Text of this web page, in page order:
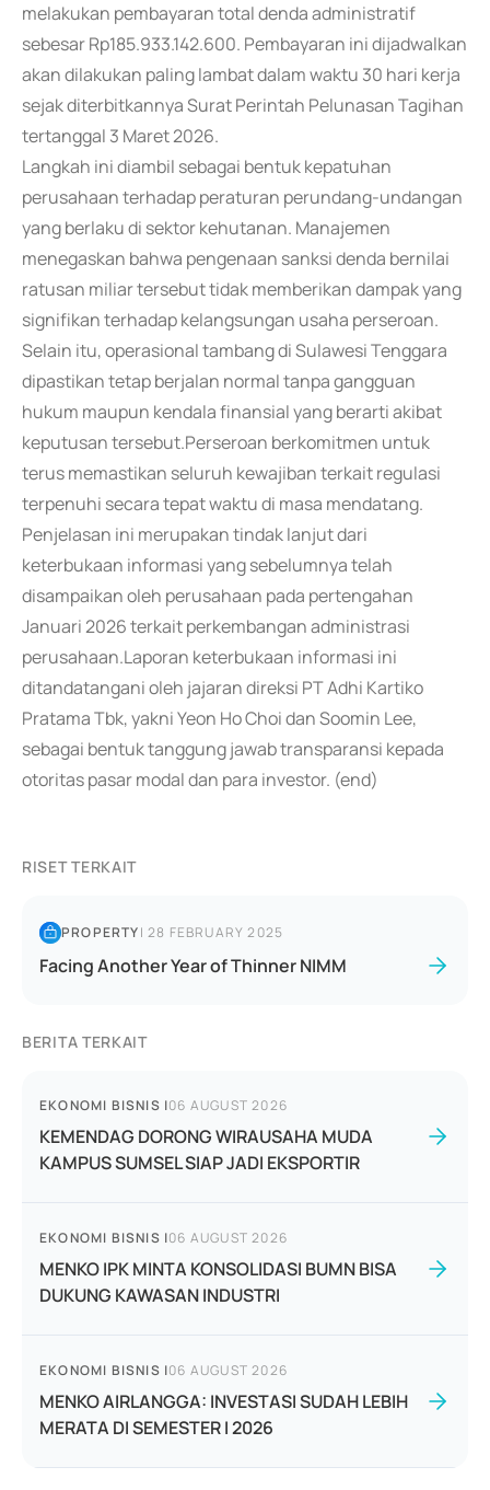
melakukan pembayaran total denda administratif
sebesar Rp185.933.142.600. Pembayaran ini dijadwalkan
akan dilakukan paling lambat dalam waktu 30 hari kerja
sejak diterbitkannya Surat Perintah Pelunasan Tagihan
tertanggal 3 Maret 2026.
Langkah ini diambil sebagai bentuk kepatuhan
perusahaan terhadap peraturan perundang-undangan
yang berlaku di sektor kehutanan. Manajemen
menegaskan bahwa pengenaan sanksi denda bernilai
ratusan miliar tersebut tidak memberikan dampak yang
signifikan terhadap kelangsungan usaha perseroan.
Selain itu, operasional tambang di Sulawesi Tenggara
dipastikan tetap berjalan normal tanpa gangguan
hukum maupun kendala finansial yang berarti akibat
keputusan tersebut.Perseroan berkomitmen untuk
terus memastikan seluruh kewajiban terkait regulasi
terpenuhi secara tepat waktu di masa mendatang.
Penjelasan ini merupakan tindak lanjut dari
keterbukaan informasi yang sebelumnya telah
disampaikan oleh perusahaan pada pertengahan
Januari 2026 terkait perkembangan administrasi
perusahaan.Laporan keterbukaan informasi ini
ditandatangani oleh jajaran direksi PT Adhi Kartiko
Pratama Tbk, yakni Yeon Ho Choi dan Soomin Lee,
sebagai bentuk tanggung jawab transparansi kepada
otoritas pasar modal dan para investor. (end)
RISET TERKAIT
PROPERTY|28 FEBRUARY 2025
Facing Another Year of Thinner NIMM
BERITA TERKAIT
EKONOMI BISNIS |06 AUGUST 2026
KEMENDAG DORONG WIRAUSAHA MUDA
KAMPUS SUMSEL SIAP JADI EKSPORTIR
EKONOMI BISNIS |06 AUGUST 2026
MENKO IPK MINTA KONSOLIDASI BUMN BISA
DUKUNG KAWASAN INDUSTRI
EKONOMI BISNIS |06 AUGUST 2026
MENKO AIRLANGGA: INVESTASI SUDAH LEBIH
MERATA DI SEMESTER I 2026